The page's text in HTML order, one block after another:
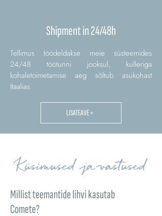
Shipment in 24/48h
Tellimus töödeldakse meie süsteemides
24/48 töötunni jooksul, kulleriga
kohaletoimetamise aeg sõltub asukohast
Itaalias.
LISATEAVE >
Küsimused ja vastused
Millist teemantide lihvi kasutab
Comete?